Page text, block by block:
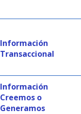
Información
Transaccional
Información
Creemos o
Generamos